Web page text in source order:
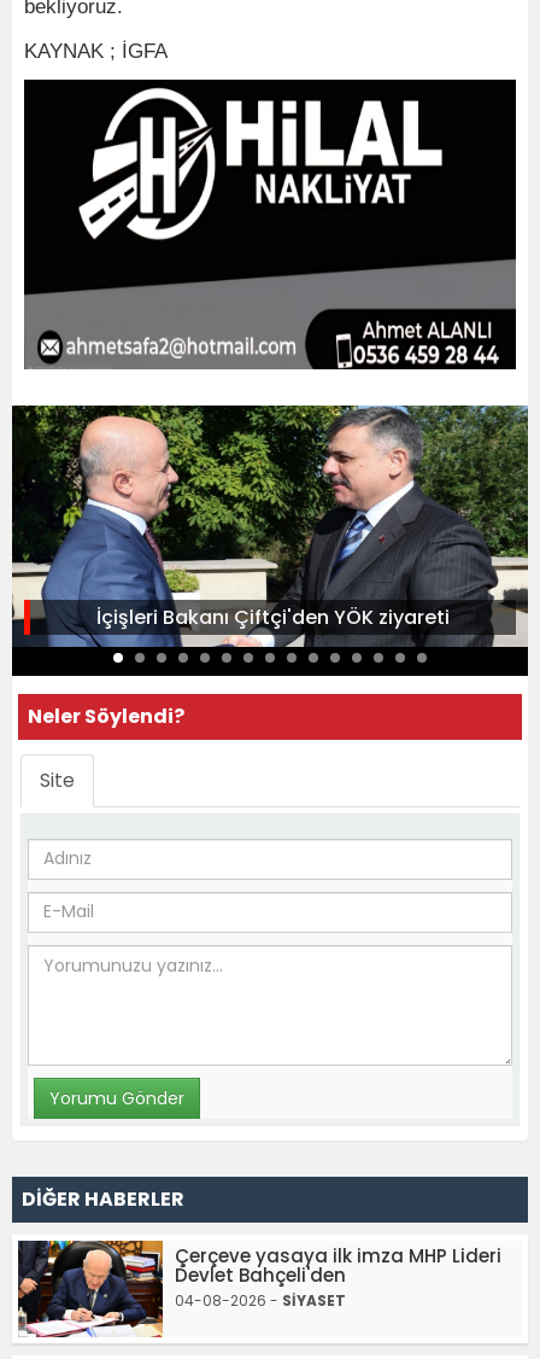
bekliyoruz.
KAYNAK ; İGFA
İçişleri Bakanı Çiftçi'den YÖK ziyareti
Neler Söylendi?
Site
DİĞER HABERLER
Çerçeve yasaya ilk imza MHP Lideri
Devlet Bahçeli'den
04-08-2026 - SİYASET